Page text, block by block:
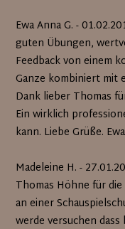
Ewa Anna G. -
guten Übungen,
Feedback von einem
Ganze kombiniert mit
Dank lieber Thomas
Ein wirklich
kann. Liebe Grüße.
Madeleine H. -
Thomas Höhne für
an einer
werde versuchen